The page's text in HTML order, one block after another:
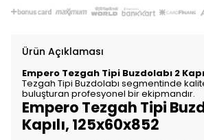
Ürün Açıklaması
Empero Tezgah Tipi Buzdolabı 2
Tezgah Tipi Buzdolabı segmentinde
buluşturan profesyonel bir ekipmandır.
Empero Tezgah Tipi
Kapılı, 125x60x852